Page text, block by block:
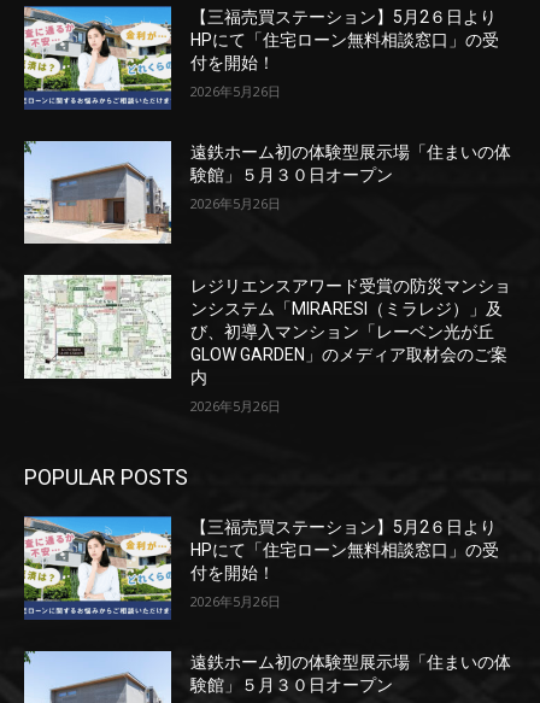
【三福売買ステーション】5月2６日より
HPにて「住宅ローン無料相談窓口」の受
付を開始！
2026年5月26日
遠鉄ホーム初の体験型展示場「住まいの体
験館」５月３０日オープン
2026年5月26日
レジリエンスアワード受賞の防災マンショ
ンシステム「MIRARESI（ミラレジ）」及
び、初導入マンション「レーベン光が丘
GLOW GARDEN」のメディア取材会のご案
内
2026年5月26日
POPULAR POSTS
【三福売買ステーション】5月2６日より
HPにて「住宅ローン無料相談窓口」の受
付を開始！
2026年5月26日
遠鉄ホーム初の体験型展示場「住まいの体
験館」５月３０日オープン